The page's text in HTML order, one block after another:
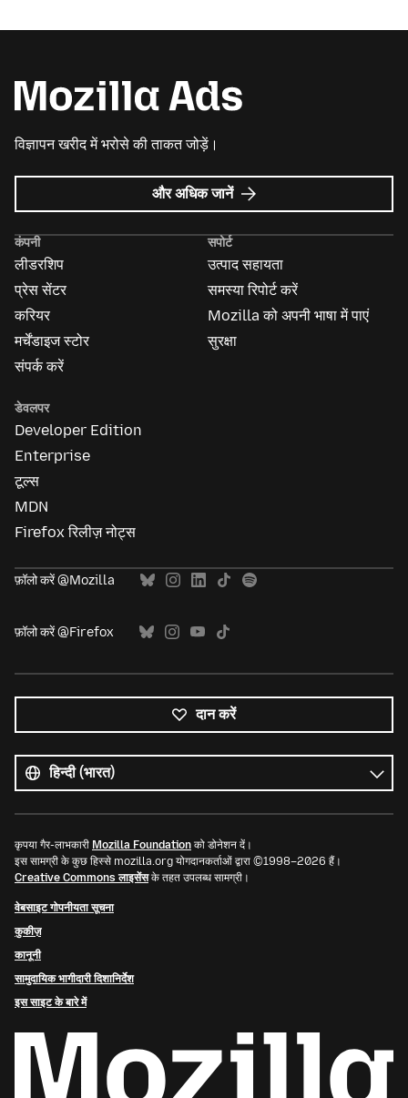
विज्ञापन खरीद में भरोसे की ताकत जोड़ें।
Mozilla
विज्ञापन
और अधिक जानें
कंपनी
लीडरशिप
प्रेस सेंटर
करियर
मर्चेंडाइज स्टोर
संपर्क करें
सपोर्ट
उत्पाद सहायता
समस्या रिपोर्ट करें
Mozilla को अपनी भाषा में पाएं
सुरक्षा
डेवलपर
Developer Edition
Enterprise
टूल्स
MDN
Firefox रिलीज़ नोट्स
फ़ॉलो करें @Mozilla
फ़ॉलो करें @Firefox
दान करें
भाषाएं
भाषा
कृपया गैर-लाभकारी Mozilla Foundation को डोनेशन दें।
इस सामग्री के कुछ हिस्से mozilla.org योगदानकर्ताओं द्वारा ©1998–2026 हैं।
Creative Commons लाइसेंसके तहत उपलब्ध सामग्री।
वेबसाइट गोपनीयता सूचना
कुकीज़
कानूनी
सामुदायिक भागीदारी दिशानिर्देश
इस साइट के बारे में